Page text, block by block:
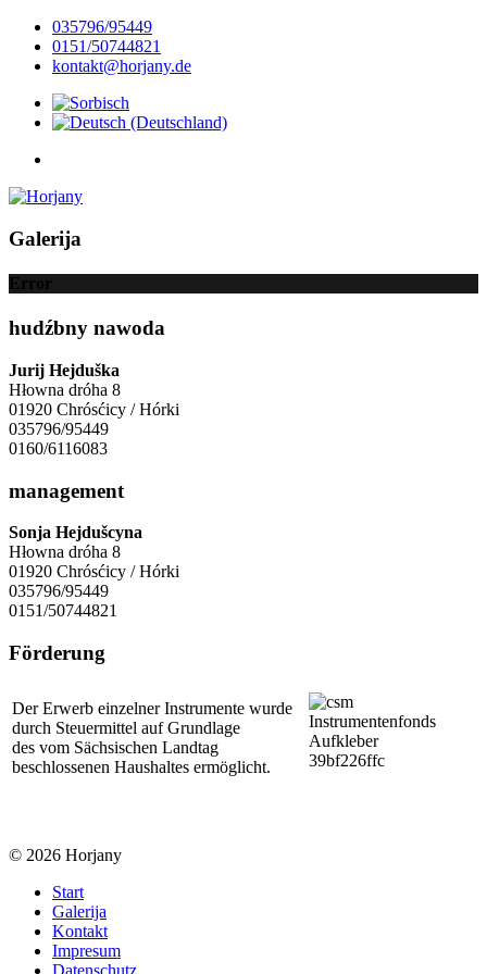
035796/95449
0151/50744821
kontakt@horjany.de
Galerija
Error
hudźbny nawoda
Jurij Hejduška
Hłowna dróha 8
01920 Chrósćicy / Hórki
035796/95449
0160/6116083
management
Sonja Hejdušcyna
Hłowna dróha 8
01920 Chrósćicy / Hórki
035796/95449
0151/50744821
Förderung
Der Erwerb einzelner Instrumente wurde
durch Steuermittel auf Grundlage
des vom Sächsischen Landtag
beschlossenen Haushaltes ermöglicht.
© 2026 Horjany
Start
Galerija
Kontakt
Impresum
Datenschutz